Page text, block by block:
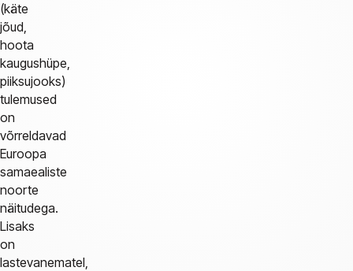
(käte
jõud,
hoota
kaugushüpe,
piiksujooks)
tulemused
on
võrreldavad
Euroopa
samaealiste
noorte
näitudega.
Lisaks
on
lastevanematel,